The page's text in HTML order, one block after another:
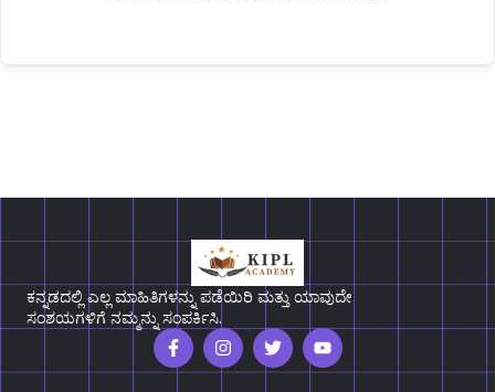
ಕನ್ನಡದಲ್ಲಿ ಎಲ್ಲ ಮಾಹಿತಿಗಳನ್ನು ಪಡೆಯಿರಿ ಮತ್ತು ಯಾವುದೇ
ಸಂಶಯಗಳಿಗೆ ನಮ್ಮನ್ನು ಸಂಪರ್ಕಿಸಿ.